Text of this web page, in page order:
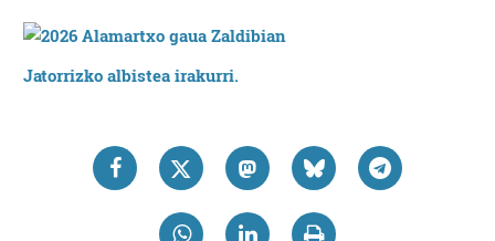
Jatorrizko albistea irakurri.